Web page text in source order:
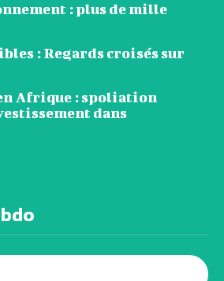
: plus de mille
: Regards croisés sur
Afrique : spoliation
dans